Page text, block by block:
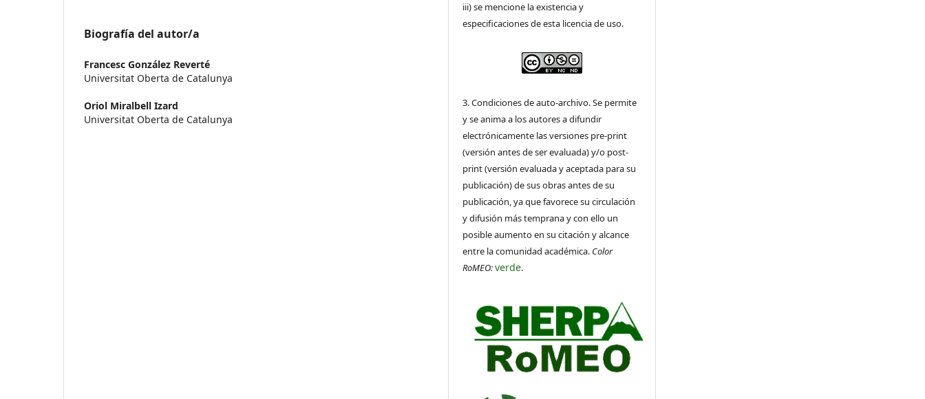
Biografía del autor/a
Francesc González Reverté
Universitat Oberta de Catalunya
Oriol Miralbell Izard
Universitat Oberta de Catalunya
iii) se mencione la existencia y
especificaciones de esta licencia de uso.
3. Condiciones de auto-archivo. Se permite
y se anima a los autores a difundir
electrónicamente las versiones pre-print
(versión antes de ser evaluada) y/o post-
print (versión evaluada y aceptada para su
publicación) de sus obras antes de su
publicación, ya que favorece su circulación
y difusión más temprana y con ello un
posible aumento en su citación y alcance
entre la comunidad académica. Color
RoMEO:verde.